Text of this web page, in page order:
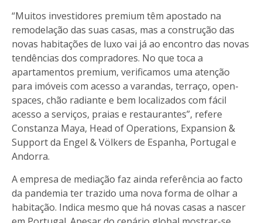
“Muitos investidores premium têm apostado na
remodelação das suas casas, mas a construção das
novas habitações de luxo vai já ao encontro das novas
tendências dos compradores. No que toca a
apartamentos premium, verificamos uma atenção
para imóveis com acesso a varandas, terraço, open-
spaces, chão radiante e bem localizados com fácil
acesso a serviços, praias e restaurantes”, refere
Constanza Maya, Head of Operations, Expansion &
Support da Engel & Völkers de Espanha, Portugal e
Andorra.
A empresa de mediação faz ainda referência ao facto
da pandemia ter trazido uma nova forma de olhar a
habitação. Indica mesmo que há novas casas a nascer